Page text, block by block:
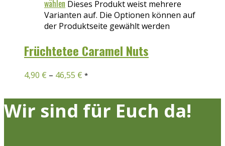
wählen Dieses Produkt weist mehrere
Varianten auf. Die Optionen können auf
der Produktseite gewählt werden
Früchtetee Caramel Nuts
4,90 € – 46,55 € *
Wir sind für Euch da!